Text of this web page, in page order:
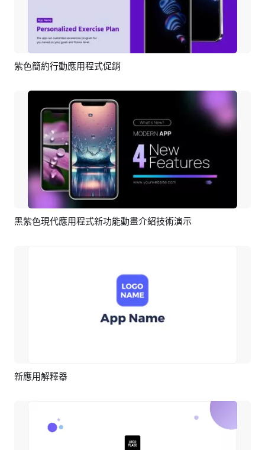
預覽
紫色簡約行動應用程式促銷
預覽 AI剪同款
黑紫色現代應用程式新功能動畫介紹技術演示
新應用解釋器